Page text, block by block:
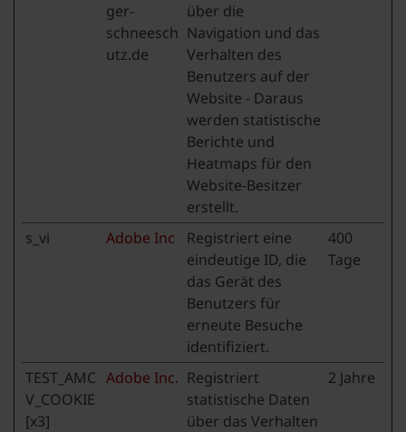
ger-
schneesch
utz.de
über die
Navigation und das
Verhalten des
Benutzers auf der
Website - Daraus
werden statistische
Berichte und
Heatmaps für den
Website-Besitzer
erstellt.
s_vi Adobe Inc
Registriert eine
eindeutige ID, die
das Gerät des
Benutzers für
erneute Besuche
identifiziert.
400
Tage
TEST_AMC
V_COOKIE
[x3]
Adobe Inc. Registriert
statistische Daten
über das Verhalten
2 Jahre